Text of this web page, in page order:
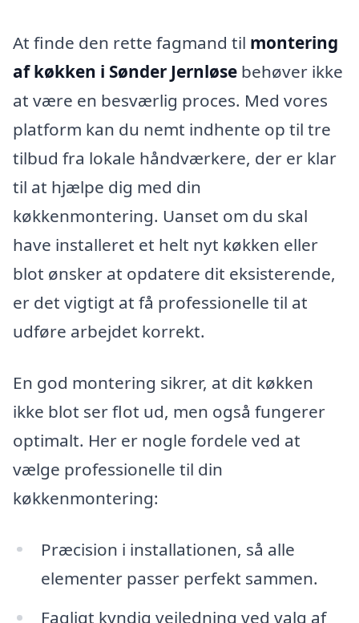
At finde den rette fagmand til montering
af køkken i Sønder Jernløse behøver ikke
at være en besværlig proces. Med vores
platform kan du nemt indhente op til tre
tilbud fra lokale håndværkere, der er klar
til at hjælpe dig med din
køkkenmontering. Uanset om du skal
have installeret et helt nyt køkken eller
blot ønsker at opdatere dit eksisterende,
er det vigtigt at få professionelle til at
udføre arbejdet korrekt.
En god montering sikrer, at dit køkken
ikke blot ser flot ud, men også fungerer
optimalt. Her er nogle fordele ved at
vælge professionelle til din
køkkenmontering:
Præcision i installationen, så alle
elementer passer perfekt sammen.
Fagligt kyndig vejledning ved valg af